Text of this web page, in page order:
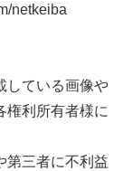
netkeiba
している画像や
権利所有者様に
第三者に不利益